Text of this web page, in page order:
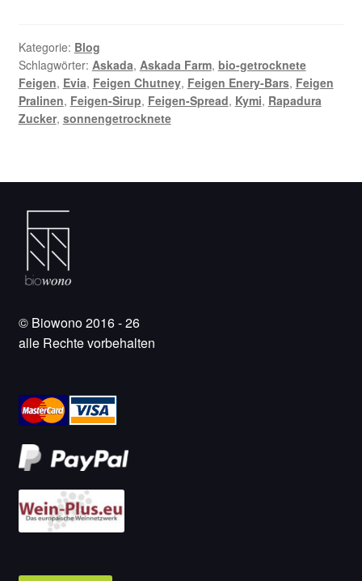
Kategorie: Blog
Schlagwörter: Askada, Askada Farm, bio-getrocknete
Feigen, Evia, Feigen Chutney, Feigen Enery-Bars, Feigen
Pralinen, Feigen-Sirup, Feigen-Spread, Kymi, Rapadura
Zucker, sonnengetrocknete
© Biowono 2016 - 26
alle Rechte vorbehalten